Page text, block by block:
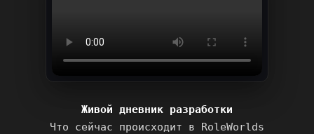
Живой дневник разработки
Что сейчас происходит в RoleWorlds